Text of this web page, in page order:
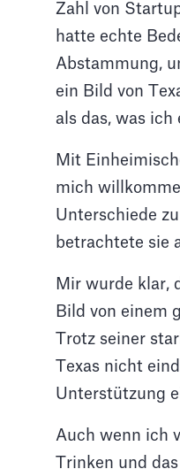
Zahl von
hatte echte
Abstammung,
ein Bild von
als das, was ich
Mit
mich
Unterschiede
betrachtete sie
Mir wurde klar,
Bild von einem
Trotz seiner
Texas nicht
Unterstützung
Auch wenn ich
Trinken und